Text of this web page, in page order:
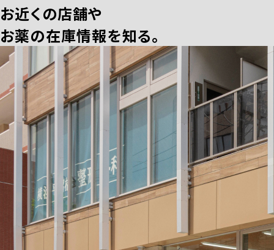
お近くの店舗や
お薬の在庫情報を知る。